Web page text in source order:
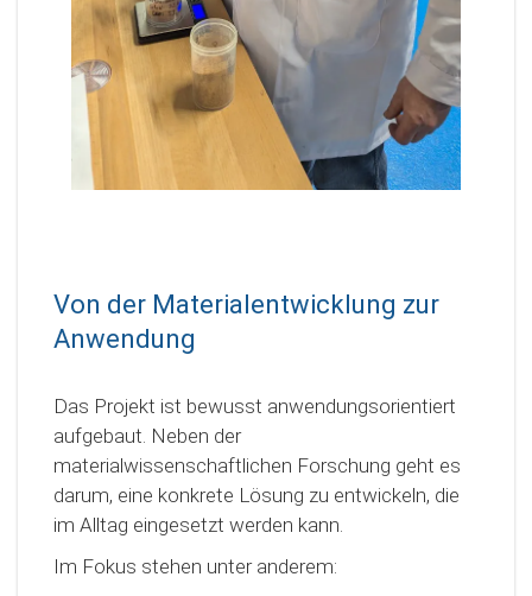
Von der Materialentwicklung zur
Anwendung
Das Projekt ist bewusst anwendungsorientiert
aufgebaut. Neben der
materialwissenschaftlichen Forschung geht es
darum, eine konkrete Lösung zu entwickeln, die
im Alltag eingesetzt werden kann.
Im Fokus stehen unter anderem: